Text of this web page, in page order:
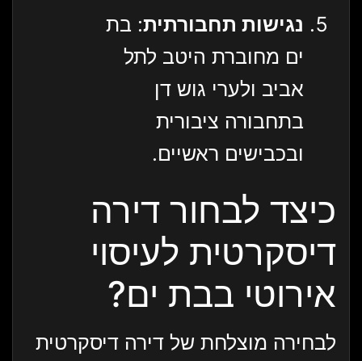
נגישות תחבורתית: בת
ים מחוברת היטב לתל
אביב ולערי גוש דן
בתחבורה ציבורית
ובכבישים ראשיים.
כיצד לבחור דירה
דיסקרטית לעיסוי
אירוטי בבת ים?
לבחירה מוצלחת של דירה דיסקרטית